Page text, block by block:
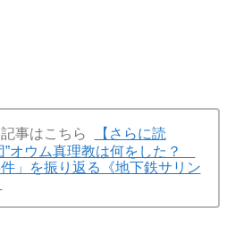
事はこちら
【さらに読
”オウム真理教は何をした？
」を振り返る《地下鉄サリン